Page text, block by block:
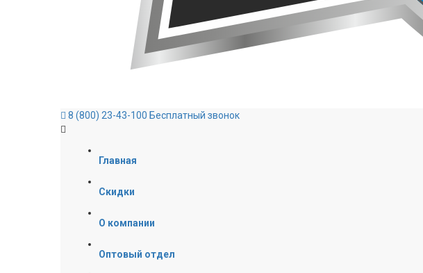
8 (800) 23-43-100 Бесплатный звонок
Главная
Скидки
О компании
Оптовый отдел